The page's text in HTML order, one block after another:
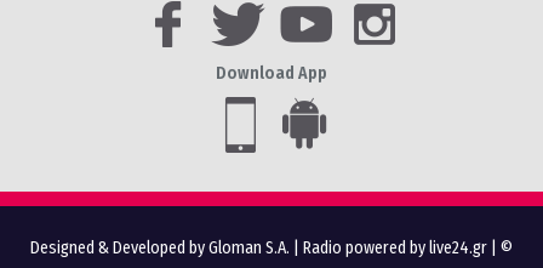
Download App
Designed & Developed by Gloman S.A. Radio powered by live24.gr | ©